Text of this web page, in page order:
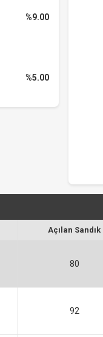
%9.00
%5.00
Açılan Sandık
80
92